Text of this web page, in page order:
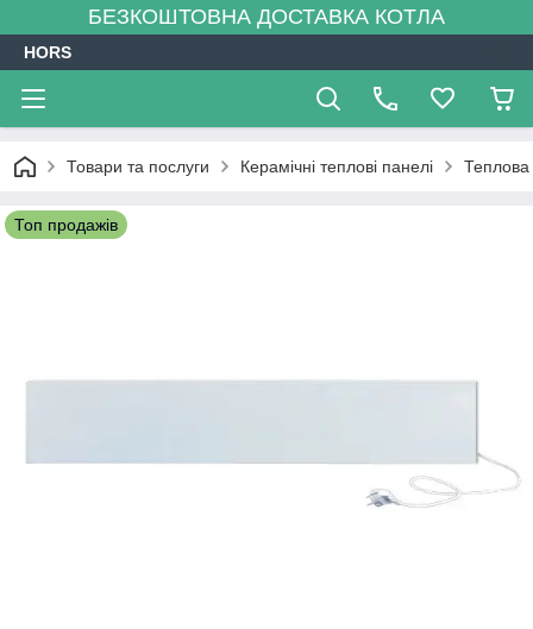
БЕЗКОШТОВНА ДОСТАВКА КОТЛА
HORS
Товари та послуги Керамічні теплові панелі Теплова
Топ продажів